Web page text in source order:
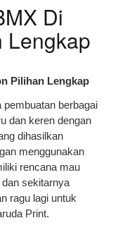
Di
Lengkap
Pilihan Lengkap
berbagai
dan keren dengan
dihasilkan
menggunakan
rencana mau
dan sekitarnya
ragu lagi untuk
Print.